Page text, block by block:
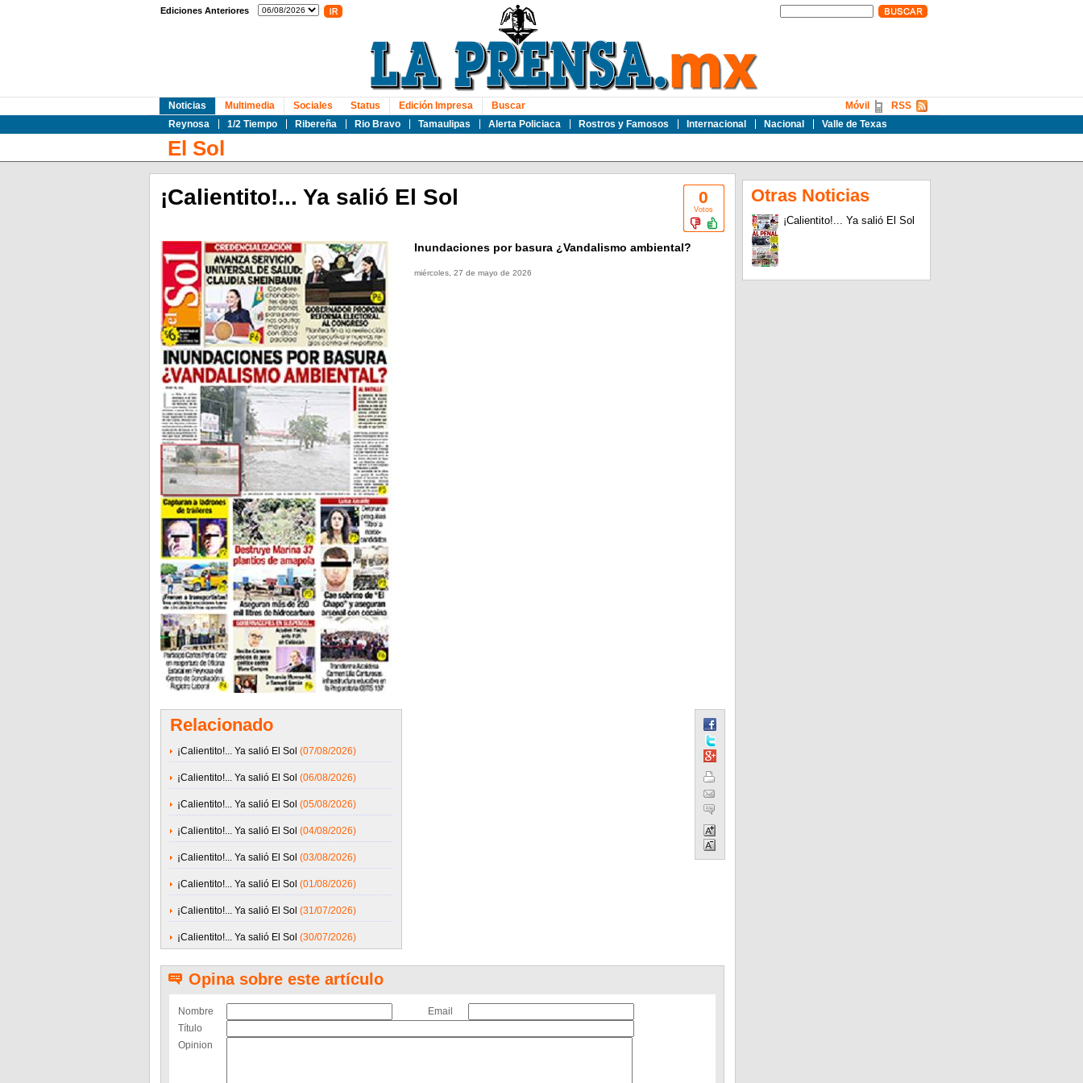
Ediciones Anteriores
Noticias
Reynosa
1/2 Tiempo Ribereña Rio Bravo Tamaulipas Alerta Policiaca Rostros y Famosos Internacional Nacional Valle de Texas
Multimedia Sociales Status Edición Impresa Buscar RSS
Móvil
El Sol
0
Votos
¡Calientito!... Ya salió El Sol
Relacionado
¡Calientito!... Ya salió El Sol (07/08/2026)
¡Calientito!... Ya salió El Sol (06/08/2026)
¡Calientito!... Ya salió El Sol (05/08/2026)
¡Calientito!... Ya salió El Sol (04/08/2026)
¡Calientito!... Ya salió El Sol (03/08/2026)
¡Calientito!... Ya salió El Sol (01/08/2026)
¡Calientito!... Ya salió El Sol (31/07/2026)
¡Calientito!... Ya salió El Sol (30/07/2026)
Inundaciones por basura ¿Vandalismo ambiental?
miércoles, 27 de mayo de 2026
Opina sobre este artículo
Nombre
Email
Título
Opinion
Otras Noticias
¡Calientito!... Ya salió El Sol